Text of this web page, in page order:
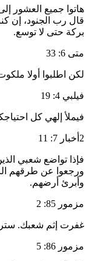
هاتوا جميع العشور
قال رب الجنود، إن
بركة حتى لا توسع.
متى 6: 33
لكن اطلبوا أولا
فيلبي 4: 19
فيملأ إلهي كل
2أخبار 7: 11
فإذا تواضع شعبي
ورجعوا عن طرقهم
وأبرئ أرضهم.
مزمور 85: 2
غفرت إثم شعبك.
مزمور 86: 5